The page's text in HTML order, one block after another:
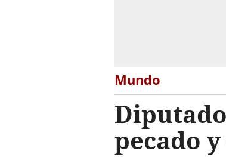
Mundo
pecado